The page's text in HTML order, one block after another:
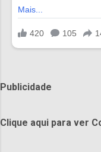
Publicidade
Clique aqui para ver